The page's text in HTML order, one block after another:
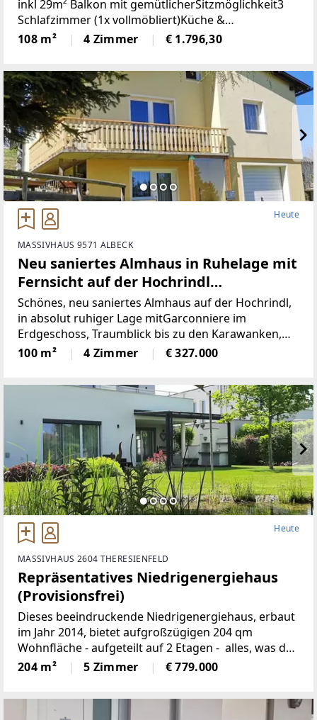
inkl 29m² Balkon mit gemütlicherSitzmöglichkeit3
Schlafzimmer (1x vollmöbliert)Küche &
Wohnbereich (Küche mit Steinplatte und
hochwertigen Geräten)Badezimmer (neu)WC (neu)2
108 m² 4 Zimmer € 1.796,30
Heute
MASSIVHAUS 9571 ALBECK
Neu saniertes Almhaus in Ruhelage mit
Fernsicht auf der Hochrindl
(Provisionsfrei)
Schönes, neu saniertes Almhaus auf der Hochrindl,
in absolut ruhiger Lage mitGarconniere im
Erdgeschoss, Traumblick bis zu den Karawanken,
Sonnenlage, hierscheint den ganzen Tag die Sonne,
über der Nebelgrenze, in 1600m Seehöhegelegen,
100 m² 4 Zimmer € 327.000
Heute
MASSIVHAUS 2604 THERESIENFELD
Repräsentatives Niedrigenergiehaus
(Provisionsfrei)
Dieses beeindruckende Niedrigenergiehaus, erbaut
im Jahr 2014, bietet aufgroßzügigen 204 qm
Wohnfläche - aufgeteilt auf 2 Etagen - alles, was das
Herzbegehrt. Die gut durchdachte Raumaufteilung,
die hochwertige Ausstattung und dervon
204 m² 5 Zimmer € 779.000